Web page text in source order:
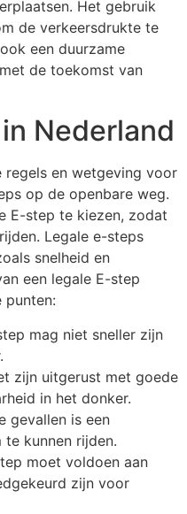
Het gebruik
de verkeersdrukte te
een duurzame
de toekomst van
Nederland
regels en wetgeving voor
op de openbare weg.
E-step te kiezen, zodat
Legale e-steps
snelheid en
een legale E-step
punten:
mag niet sneller zijn
zijn uitgerust met goede
in het donker.
gevallen is een
kunnen rijden.
moet voldoen aan
zijn voor